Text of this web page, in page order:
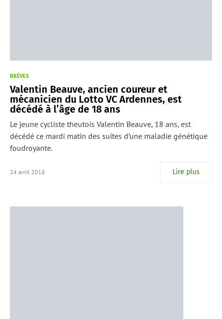
BRÈVES
Valentin Beauve, ancien coureur et
mécanicien du Lotto VC Ardennes, est
décédé à l’âge de 18 ans
Le jeune cycliste theutois Valentin Beauve, 18 ans, est
décédé ce mardi matin des suites d’une maladie génétique
foudroyante.
24 avril 2018 Lire plus